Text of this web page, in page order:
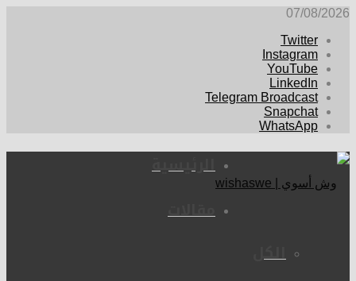
07/08/2026
Twitter
Instagram
YouTube
LinkedIn
Telegram Broadcast
Snapchat
WhatsApp
الرئيسية
مقالات
الكل